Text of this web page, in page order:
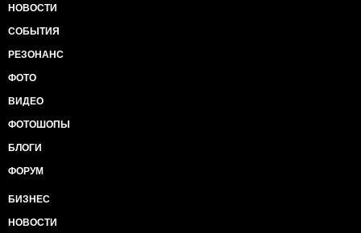
НОВОСТИ
СОБЫТИЯ
РЕЗОНАНС
ФОТО
ВИДЕО
ФОТОШОПЫ
БЛОГИ
ФОРУМ
БИЗНЕС
НОВОСТИ